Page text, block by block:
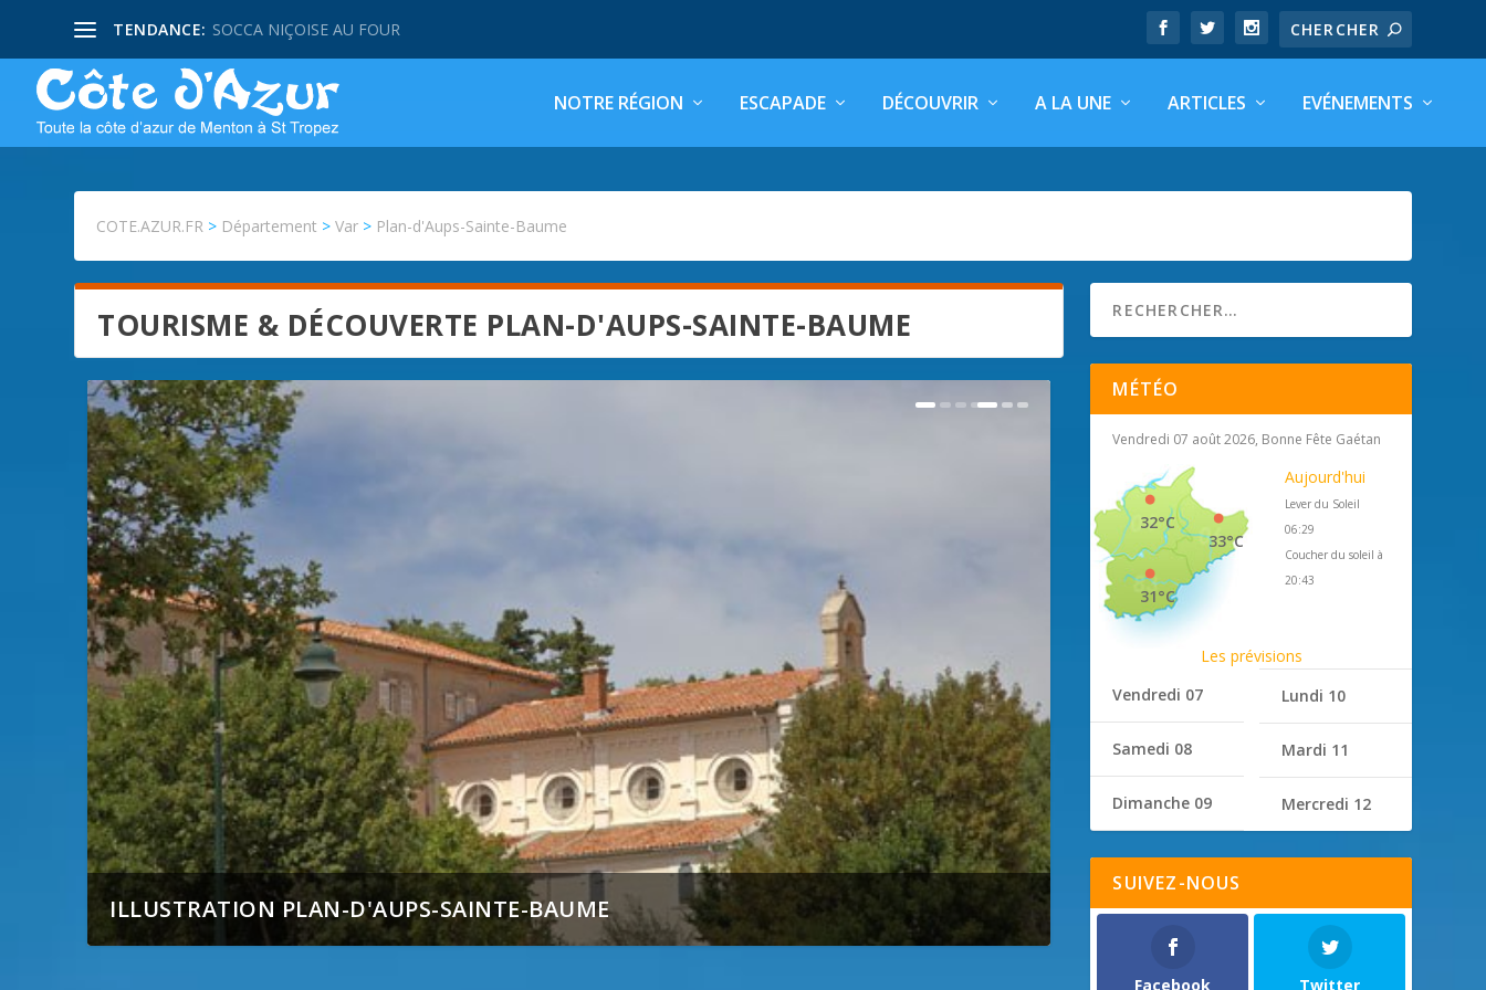
TENDANCE: SOCCA NIÇOISE AU FOUR
NOTRE RÉGION ESCAPADE DÉCOUVRIR A LA UNE ARTICLES EVÉNEMENTS
COTE.AZUR.FR > Département >Var > Plan-d'Aups-Sainte-Baume
TOURISME & DÉCOUVERTE PLAN-D'AUPS-SAINTE-BAUME
ILLUSTRATION PLAN-D'AUPS-SAINTE-BAUME
MÉTÉO
Vendredi 07 août 2026, Bonne Fête Gaétan
33°C
32°C
31°C
Aujourd'hui
Lever du Soleil
06:29
Coucher du soleil à
20:43
Les prévisions
Vendredi 07
Samedi 08
Dimanche 09
Lundi 10
Mardi 11
Mercredi 12
SUIVEZ-NOUS
Facebook Twitter